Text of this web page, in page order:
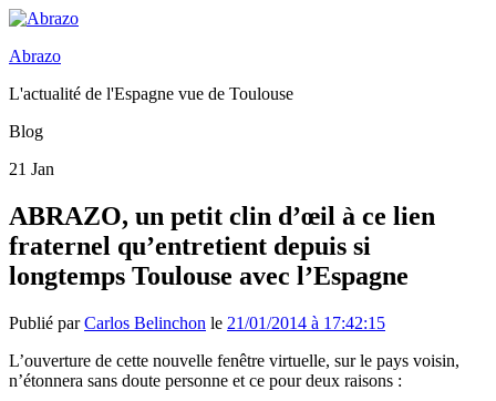
Abrazo
L'actualité de l'Espagne vue de Toulouse
Blog
21 Jan
ABRAZO, un petit clin d’œil à ce lien
fraternel qu’entretient depuis si
longtemps Toulouse avec l’Espagne
Publié parCarlos Belinchon le 21/01/2014 à 17:42:15
L’ouverture de cette nouvelle fenêtre virtuelle, sur le pays voisin,
n’étonnera sans doute personne et ce pour deux raisons :